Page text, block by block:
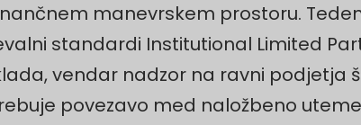
manevrskem prostoru.
standardi Institutional Limited
vendar nadzor na ravni podjetja
povezavo med naložbeno